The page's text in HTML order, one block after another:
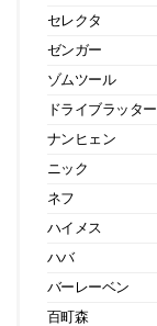
セレクタ
ゼンガー
ゾムツール
ドライブラッター
ナンヒェン
ニック
ネフ
ハイメス
ハバ
バーレーベン
百町森